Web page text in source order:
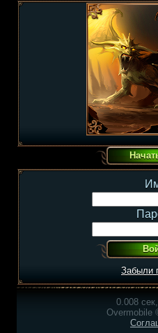
Забыли
0.008
Overmobile